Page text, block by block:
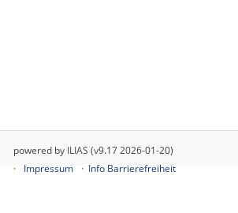
powered by ILIAS (v9.17 2026-01-20)
Impressum
Info Barrierefreiheit